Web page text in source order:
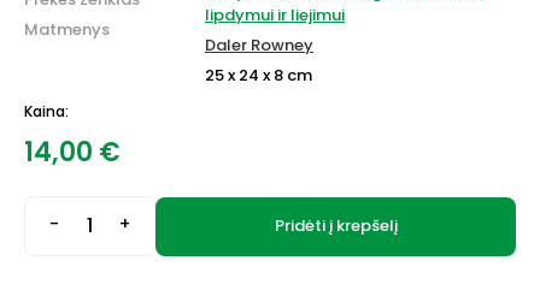
Matmenys
lipdymui ir liejimui
Daler Rowney
25 x 24 x 8 cm
Kaina:
14,00 €
- + Pridėti į krepšelį